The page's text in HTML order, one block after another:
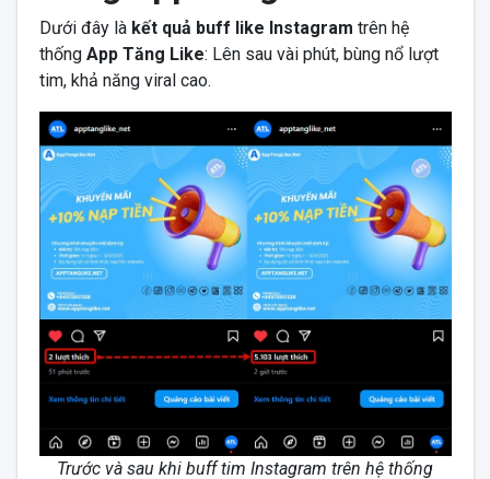
Dưới đây là kết quả buff like Instagram trên hệ
thống App Tăng Like: Lên sau vài phút, bùng nổ lượt
tim, khả năng viral cao.
Trước và sau khi buff tim Instagram trên hệ thống